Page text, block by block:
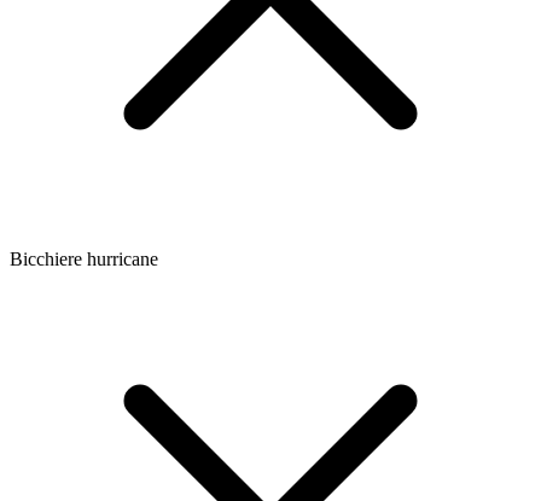
Bicchiere hurricane